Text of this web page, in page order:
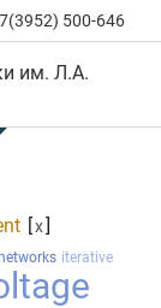
500-646
им. Л.А.
[x]
iterative